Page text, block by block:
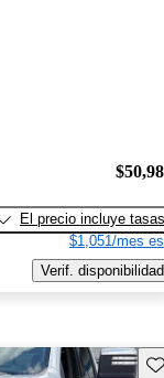
El precio incluye tasas
$1,051/mes
Verif. disponibilidad